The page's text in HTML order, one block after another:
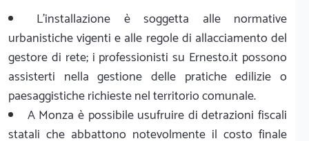
L'installazione è soggetta alle normative
urbanistiche vigenti e alle regole di allacciamento del
gestore di rete; i professionisti su Ernesto.it possono
assisterti nella gestione delle pratiche edilizie o
paesaggistiche richieste nel territorio comunale.
A Monza è possibile usufruire di detrazioni fiscali
statali che abbattono notevolmente il costo finale